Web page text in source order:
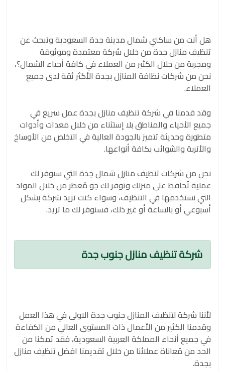
هل أنت من ساكني شمال مدينة جدة السعودية وتبحث عن
تنظيف منازل جدة من خلال شركة معتمدة وموثوقة
ومجربة من خلال الكثير من العملاء في كافة أحياء الشمال؟،
نحن من شركات نظافة المنازل بجدة الأكثر ثقة لدى جميع
العملاء.
وقد قدمنا في شركة تنظيف منازل بجدة عمل سريع في
جميع الأحياء والمناطق بلا إستثناء من خلال معدات وأدوات
متطورة وحديثة تتميز بالجودة العالية في التخلص من الأوساخ
والأتربة والشوائب بكافة أنواعها.
نحن من شركات تنظيف منازل شمال جدة التي ستوفر لك
عملية تُحافظ على منزلك وتوفر لك جو مُعطر من خلال المواد
التي نستخدمها في التنظيف، وسواء كنت تريد شركة بشكل
أسبوعي أو بالساعة أو غير ذلك، فسنوفر لك ما تريد.
شركة تنظيف منازل جنوب جدة
لأننا شركة لتنظيف المنازل جنوب جدة الاولى في هذا العمل
وقدمنا الكثير من الأعمال ذات المستوى العالي من الكفاءة
في جميع أنحاء المملكة العربية السعودية، فقد تمكنا من
الحد من مُعاناة عملائنا من خلال تقديمنا افضل تنظيف منازل
بجدة.